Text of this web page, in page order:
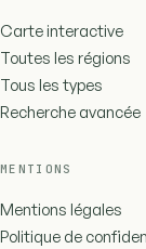
Carte interactive
Toutes les régions
Tous les types
Recherche avancée
MENTIONS
Mentions légales
Politique de